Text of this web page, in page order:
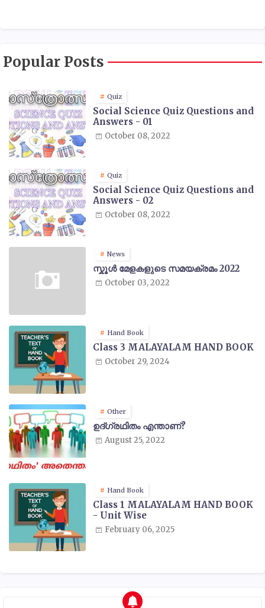
Popular Posts
Quiz
Social Science Quiz Questions and
Answers - 01
October 08, 2022
Quiz
Social Science Quiz Questions and
Answers - 02
October 08, 2022
News
സ്കൂൾ മേളകളുടെ സമയക്രമം 2022
October 03, 2022
Hand Book
Class 3 MALAYALAM HAND BOOK
October 29, 2024
Other
ഉദ്ഗ്രഥിതം എന്താണ്?
August 25, 2022
Hand Book
Class 1 MALAYALAM HAND BOOK
- Unit Wise
February 06, 2025